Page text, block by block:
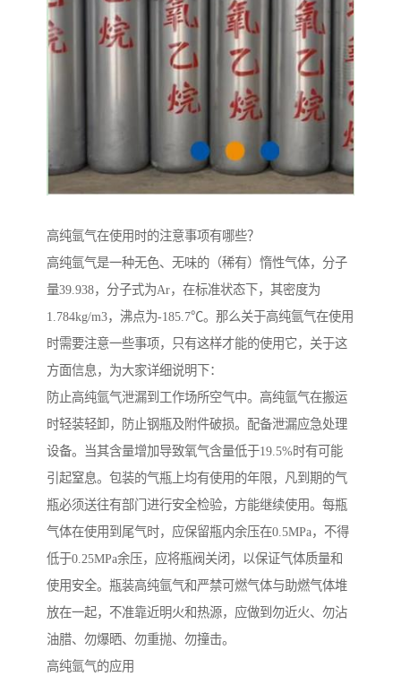
高纯氩气在使用时的注意事项有哪些？
高纯氩气是一种无色、无味的（稀有）惰性气体，分子
量39.938，分子式为Ar，在标准状态下，其密度为
1.784kg/m3，沸点为-185.7℃。那么关于高纯氩气在使用
时需要注意一些事项，只有这样才能的使用它，关于这
方面信息，为大家详细说明下：
防止高纯氩气泄漏到工作场所空气中。高纯氩气在搬运
时轻装轻卸，防止钢瓶及附件破损。配备泄漏应急处理
设备。当其含量增加导致氧气含量低于19.5%时有可能
引起窒息。包装的气瓶上均有使用的年限，凡到期的气
瓶必须送往有部门进行安全检验，方能继续使用。每瓶
气体在使用到尾气时，应保留瓶内余压在0.5MPa，不得
低于0.25MPa余压，应将瓶阀关闭，以保证气体质量和
使用安全。瓶装高纯氩气和严禁可燃气体与助燃气体堆
放在一起，不准靠近明火和热源，应做到勿近火、勿沾
油腊、勿爆晒、勿重抛、勿撞击。
高纯氩气的应用